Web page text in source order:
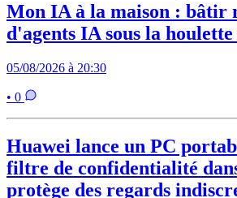
Mon IA à la maison : bâtir
d'agents IA sous la
05/08/2026 à 20:30
• 0
Huawei lance un PC
filtre de confidentialité
protège des regards